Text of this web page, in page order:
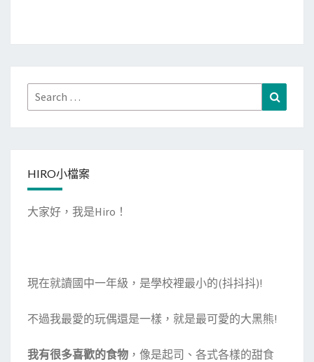
Search
for:
HIRO小檔案
大家好，我是Hiro！
現在就讀國中一年級，是學校裡最小的(抖抖抖)!
不過我最愛的玩偶還是一樣，就是最可愛的大黑熊!
我有很多喜歡的食物 ，像是起司、各式各樣的甜食